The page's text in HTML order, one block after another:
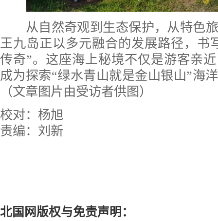
从自然奇观到生态保护，从特色旅
王九岛正以多元融合的发展路径，书
传奇”。这座海上秘境不仅是游客亲
成为探索“绿水青山就是金山银山”海
（文章图片由受访者供图 ）
校对：杨旭
责编：刘新
北国网版权与免责声明：